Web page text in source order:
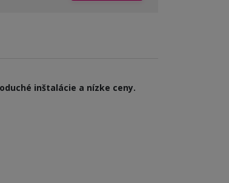
inštalácie a nízke ceny.